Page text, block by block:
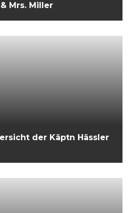
Mrs. Miller
der Käptn Hässler